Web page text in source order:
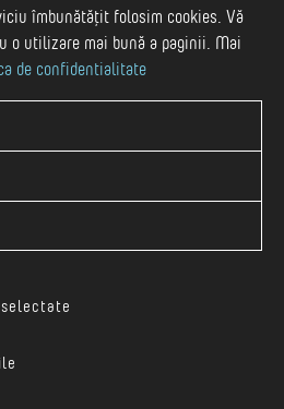
pe Câmpia Primejdiei, aflată
bătut și ei pe tătari la
îmbunătățit folosim cookies. Vă
o utilizare mai bună a paginii. Mai
de confidentialitate